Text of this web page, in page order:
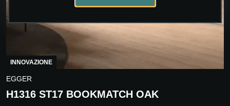
INNOVAZIONE
EGGER
H1316 ST17 BOOKMATCH OAK